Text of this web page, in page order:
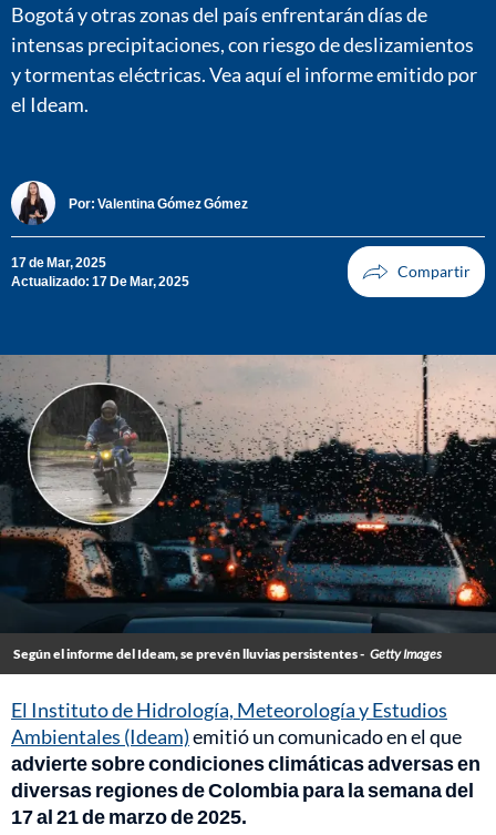
Bogotá y otras zonas del país enfrentarán días de
intensas precipitaciones, con riesgo de deslizamientos
y tormentas eléctricas. Vea aquí el informe emitido por
el Ideam.
Por: Valentina Gómez Gómez
17 de Mar, 2025
Actualizado: 17 De Mar, 2025
Según el informe del Ideam, se prevén lluvias persistentes - Getty Images
El Instituto de Hidrología, Meteorología y Estudios
Ambientales (Ideam)emitió un comunicado en el que
advierte sobre condiciones climáticas adversas en
diversas regiones de Colombia para la semana del
17 al 21 de marzo de 2025.